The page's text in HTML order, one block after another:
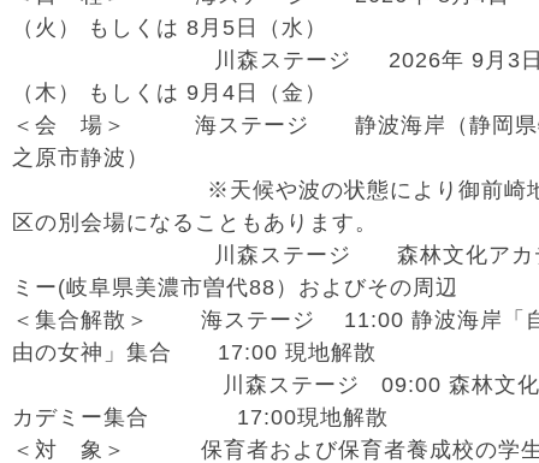
（火） もしくは 8月5日（水）
川森ステージ 2026年 9月3
（木） もしくは 9月4日（金）
＜会 場＞ 海ステージ 静波海岸（静岡県
之原市静波）
※天候や波の状態により御前崎
区の別会場になることもあります。
川森ステージ 森林文化アカ
ミー(岐阜県美濃市曽代88）およびその周辺
＜集合解散＞ 海ステージ 11:00 静波海岸「
由の女神」集合 17:00 現地解散
川森ステージ 09:00 森林文化
カデミー集合 17:00現地解散
＜対 象＞ 保育者および保育者養成校の学